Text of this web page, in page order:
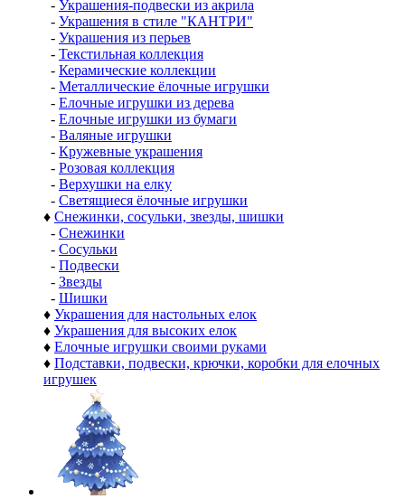
- Украшения-подвески из акрила
- Украшения в стиле "КАНТРИ"
- Украшения из перьев
- Текстильная коллекция
- Керамические коллекции
- Металлические ёлочные игрушки
- Елочные игрушки из дерева
- Елочные игрушки из бумаги
- Валяные игрушки
- Кружевные украшения
- Розовая коллекция
- Верхушки на елку
- Светящиеся ёлочные игрушки
♦ Снежинки, сосульки, звезды, шишки
- Снежинки
- Сосульки
- Подвески
- Звезды
- Шишки
♦ Украшения для настольных елок
♦ Украшения для высоких елок
♦ Елочные игрушки своими руками
♦ Подставки, подвески, крючки, коробки для елочных
игрушек